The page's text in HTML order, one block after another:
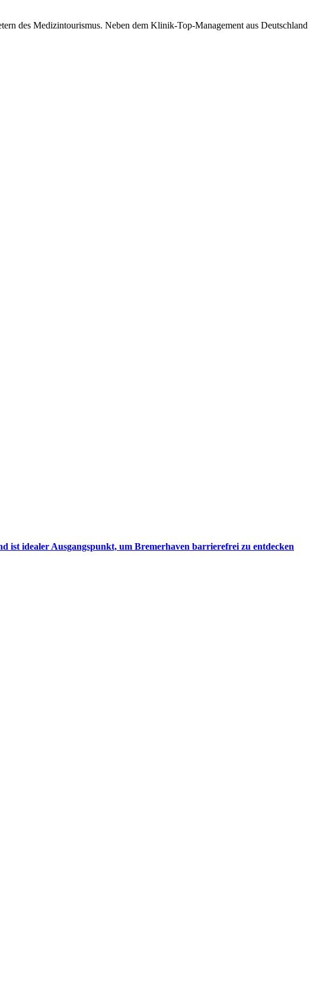
des Medizintourismus. Neben dem Klinik-Top-Management aus Deutschland
idealer Ausgangspunkt, um Bremerhaven barrierefrei zu entdecken